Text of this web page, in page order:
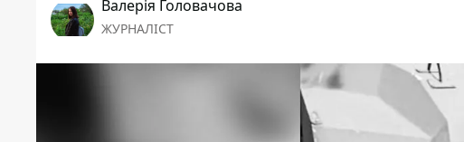
Валерія Головачова
ЖУРНАЛІСТ